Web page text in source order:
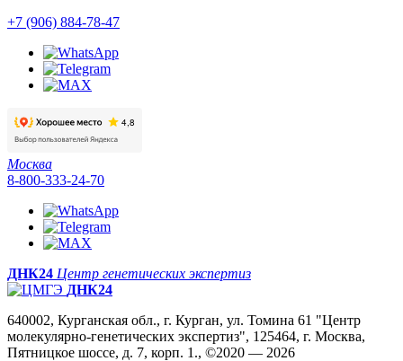
+7 (906) 884-78-47
Москва
8-800-333-24-70
ДНК24 Центр генетических экспертиз
ДНК24
640002, Курганская обл., г. Курган, ул. Томина 61 "Центр
молекулярно-генетических экспертиз", 125464, г. Москва,
Пятницкое шоссе, д. 7, корп. 1., ©2020 — 2026